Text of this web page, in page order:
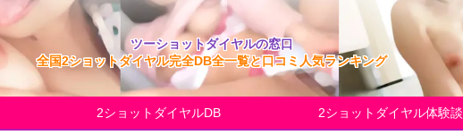
ツーショットダイヤルの窓口
全国2ショットダイヤル完全DB全一覧と口コミ人気ランキング
2ショットダイヤルDB 2ショットダイヤル体験談